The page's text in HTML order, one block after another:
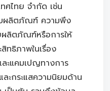
ศไทย จำกัด เช่น
ผลิตภัณฑ์ ความพึง
ผลิตภัณฑ์หรือการให้
สิทธิภาพในเรื่อง
แคมเปญทางการ
ะกระแสความนิยมด้าน